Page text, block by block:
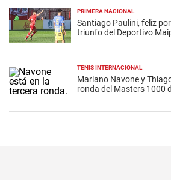
PRIMERA NACIONAL
Santiago Paulini, feliz
triunfo del Deportivo
TENIS INTERNACIONAL
Mariano Navone y
ronda del Masters 1000